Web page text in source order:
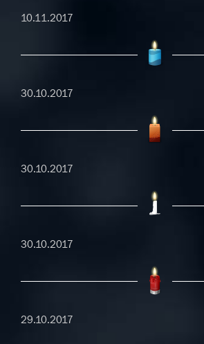
10.11.2017
30.10.2017
30.10.2017
30.10.2017
29.10.2017